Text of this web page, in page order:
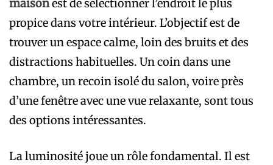
maisonest de sélectionner l’endroit le plus
propice dans votre intérieur. L’objectif est de
trouver un espace calme, loin des bruits et des
distractions habituelles. Un coin dans une
chambre, un recoin isolé du salon, voire près
d’une fenêtre avec une vue relaxante, sont tous
des options intéressantes.
La luminosité joue un rôle fondamental. Il est